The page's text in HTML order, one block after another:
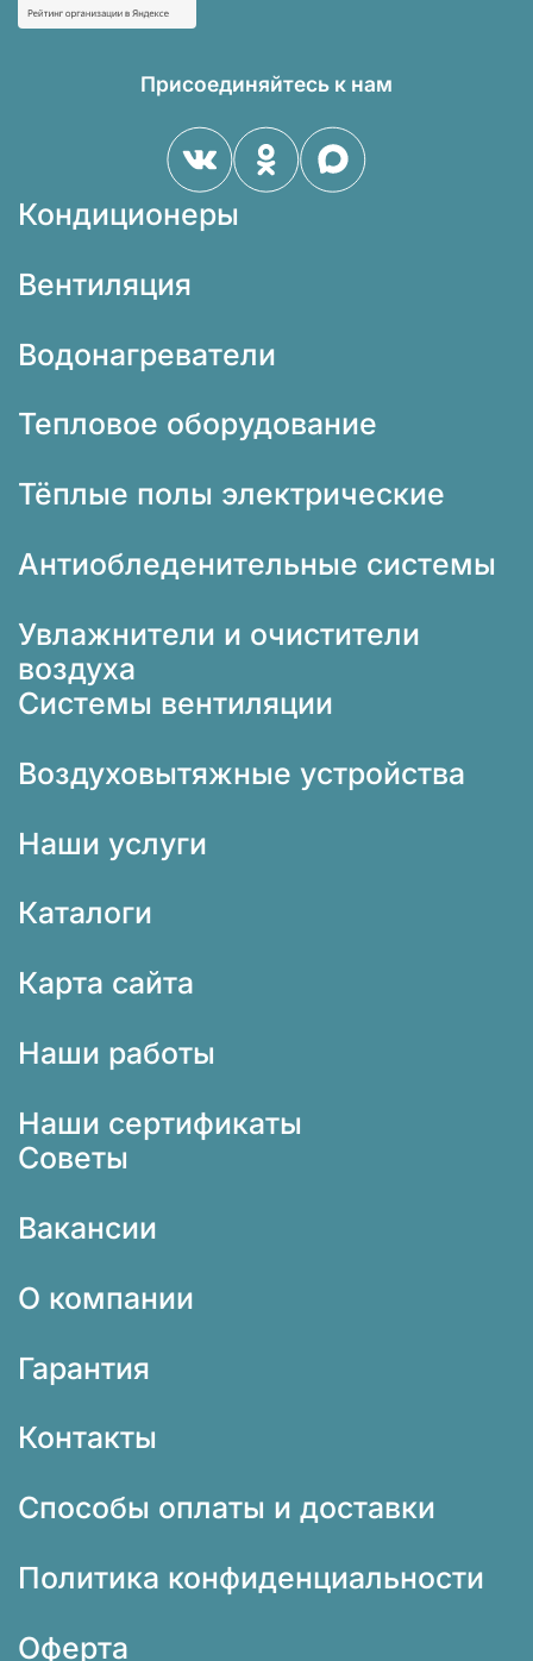
Присоединяйтесь к нам
Кондиционеры
Вентиляция
Водонагреватели
Тепловое оборудование
Тёплые полы электрические
Антиобледенительные системы
Увлажнители и очистители
воздуха
Системы вентиляции
Воздуховытяжные устройства
Наши услуги
Каталоги
Карта сайта
Наши работы
Наши сертификаты
Советы
Вакансии
О компании
Гарантия
Контакты
Способы оплаты и доставки
Политика конфиденциальности
Оферта